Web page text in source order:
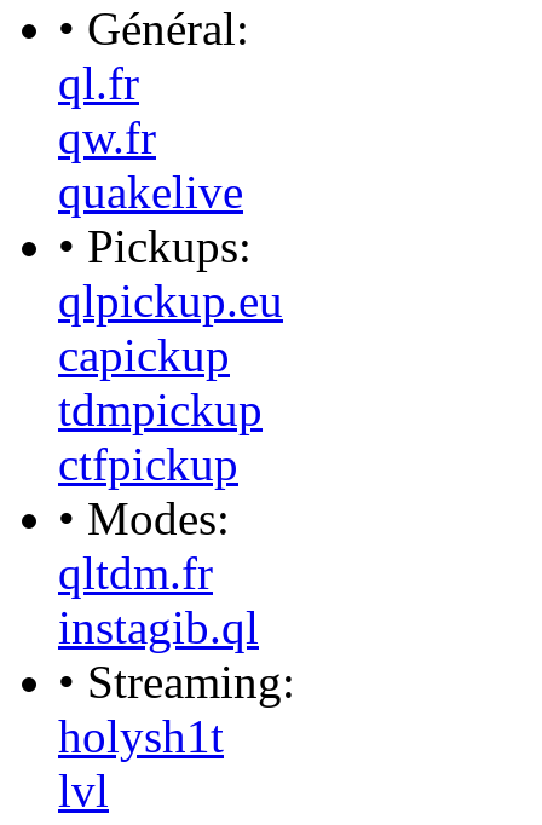
• Général:
ql.fr
qw.fr
quakelive
• Pickups:
qlpickup.eu
capickup
tdmpickup
ctfpickup
• Modes:
qltdm.fr
instagib.ql
• Streaming:
holysh1t
lvl